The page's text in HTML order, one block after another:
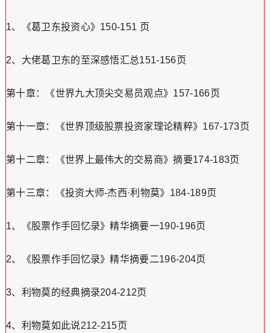
1、《葛卫东投资心》150-151 页
2、大佬葛卫东的至深感悟汇总151-156页
第十章：《世界九大顶尖交易员观点》157-166页
第十一章：《世界顶级股票投资家理论精粹》167-173页
第十二章：《世界上最伟大的交易商》摘要174-183页
第十三章：《投资大师-杰西·利物莫》184-189页
1、《股票作手回忆录》精华摘要一190-196页
2、《股票作手回忆录》精华摘要二196-204页
3、利物莫的经典摘录204-212页
4、利物莫如此说212-215页